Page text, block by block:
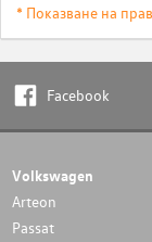
* Показване на
Facebook
Volkswagen
Arteon
Passat